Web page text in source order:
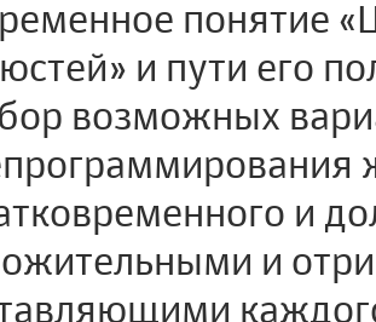
понятие
и пути его
возможных
и
и